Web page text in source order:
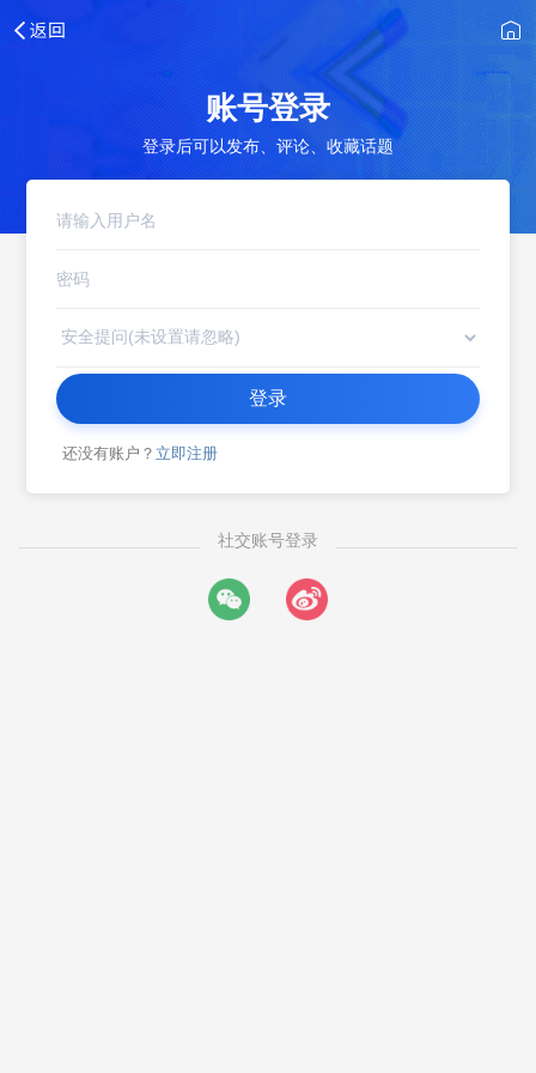
账号登录
登录后可以发布、评论、收藏话题
登录
还没有账户？ 立即注册
社交账号登录